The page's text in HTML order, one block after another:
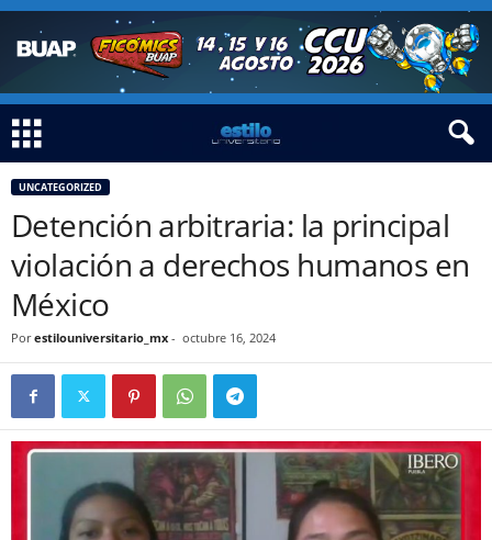
UNCATEGORIZED
Detención arbitraria: la principal
violación a derechos humanos en
México
Por estilouniversitario_mx - octubre 16, 2024